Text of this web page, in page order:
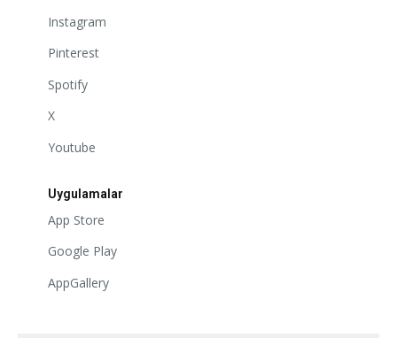
Instagram
Pinterest
Spotify
X
Youtube
Uygulamalar
App Store
Google Play
AppGallery